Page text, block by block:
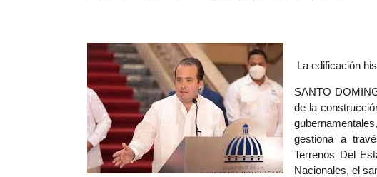
La edificación
SANTO
de la
gestiona a
Terrenos Del
Nacionales, el